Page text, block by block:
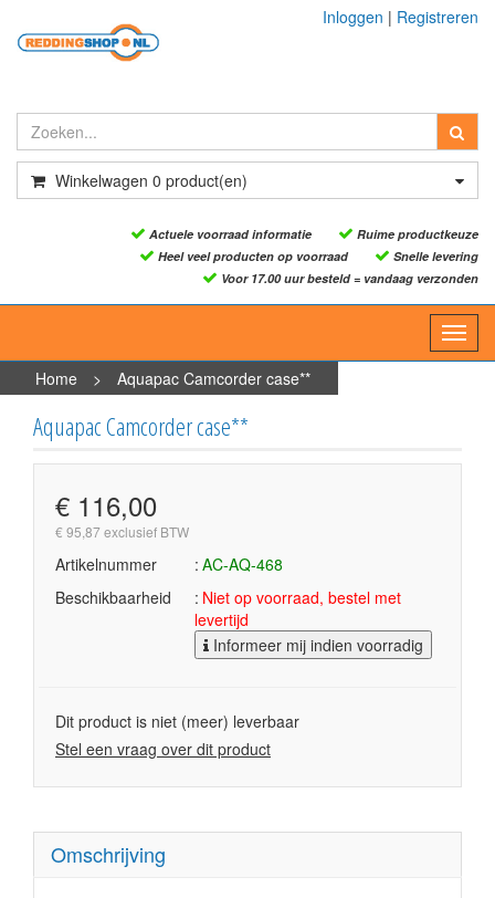
Inloggen | Registreren
Winkelwagen 0 product(en)
Actuele voorraad informatie
Ruime productkeuze
Heel veel producten op voorraad
Snelle levering
Voor 17.00 uur besteld = vandaag verzonden
Home
> Aquapac Camcorder case**
Aquapac Camcorder case**
€ 116,00
€ 95,87 exclusief BTW
Artikelnummer
AC-AQ-468
Beschikbaarheid
Niet op voorraad, bestel met
levertijd
Informeer mij indien voorradig
Dit product is niet (meer) leverbaar
Stel een vraag over dit product
Omschrijving